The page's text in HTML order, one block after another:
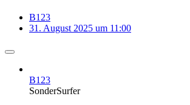
B123
31. August 2025 um 11:00
B123
SonderSurfer